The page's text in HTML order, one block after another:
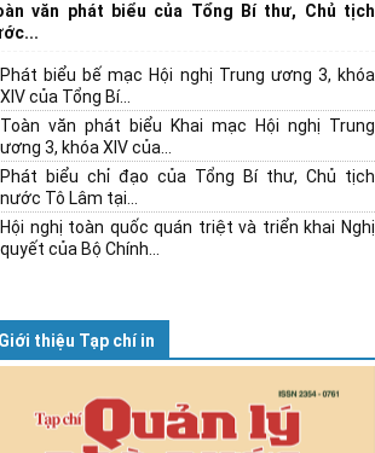
văn phát biểu của Tổng Bí thư, Chủ tịch
Phát biểu bế mạc Hội nghị Trung ương 3, khóa
XIV của Tổng Bí...
Toàn văn phát biểu Khai mạc Hội nghị Trung
ương 3, khóa XIV của...
Phát biểu chỉ đạo của Tổng Bí thư, Chủ tịch
nước Tô Lâm tại...
Hội nghị toàn quốc quán triệt và triển khai Nghị
quyết của Bộ Chính...
Giới thiệu Tạp chí in